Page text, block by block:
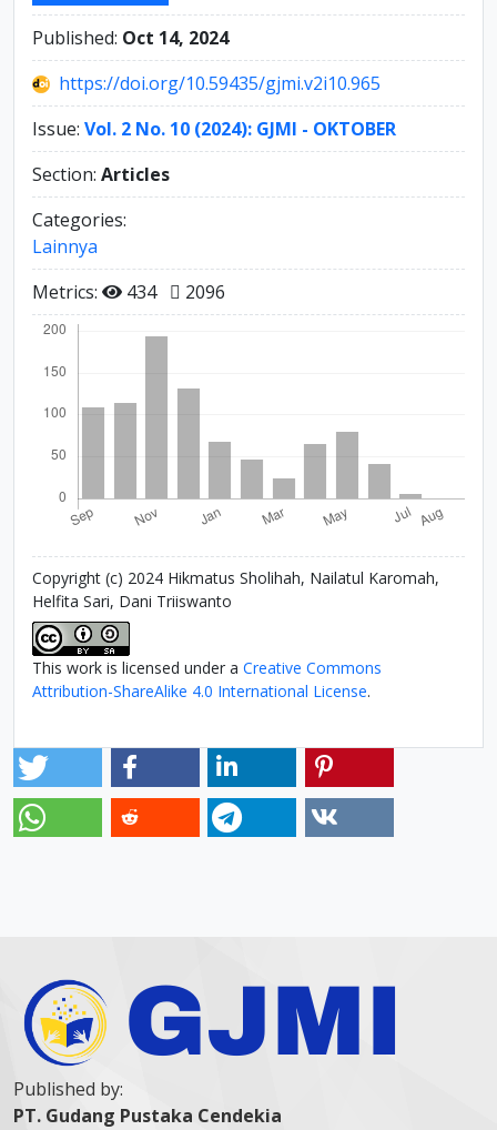
Published: Oct 14, 2024
https://doi.org/10.59435/gjmi.v2i10.965
Issue: Vol. 2 No. 10 (2024): GJMI - OKTOBER
Section: Articles
Categories:
Lainnya
Metrics:
434 2096
Copyright (c) 2024 Hikmatus Sholihah, Nailatul Karomah,
Helfita Sari, Dani Triiswanto
This work is licensed under a Creative Commons
Attribution-ShareAlike 4.0 International License.
Published by:
PT. Gudang Pustaka Cendekia